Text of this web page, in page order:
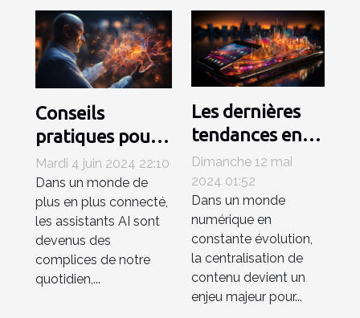
Conseils
pratiques pour
maintenir votre
assistant AI en
bon état de
fonctionnement
Mardi 4 juin 2024 22:10
Dans un monde de
plus en plus connecté,
les assistants AI sont
devenus des
complices de notre
quotidien,...
Les dernières
tendances en
matière
d'applications
mobiles pour la
centralisation
de contenu
numérique
Dimanche 12 mai
2024 01:52
Dans un monde
numérique en
constante évolution,
la centralisation de
contenu devient un
enjeu majeur pour...